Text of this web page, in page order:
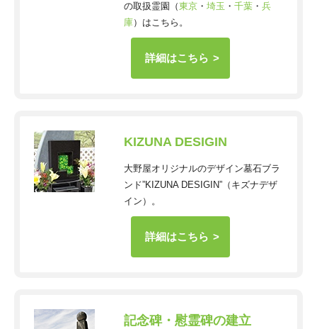
の取扱霊園（東京・ 埼玉 ・ 千葉・ 兵
庫）はこちら。
詳細はこちら
KIZUNA DESIGIN
大野屋オリジナルのデザイン墓石ブラ
ンド”KIZUNA DESIGIN”（キズナデザ
イン）。
詳細はこちら
記念碑・慰霊碑の建立